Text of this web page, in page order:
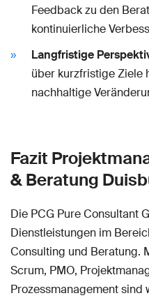
Feedback zu den
kontinuierliche
Langfristige
über kurzfristige Ziele
nachhaltige
Fazit
& Beratung
Die PCG Pure Consultant
Dienstleistungen im
Consulting und Beratung.
Scrum, PMO,
Prozessmanagement sind